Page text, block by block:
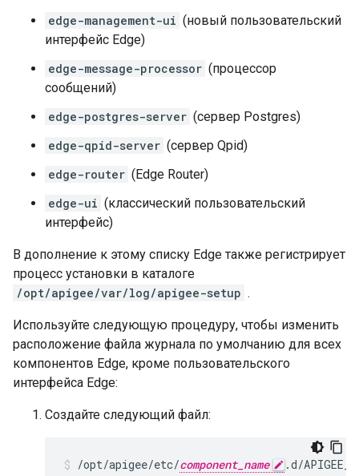
edge-management-ui (новый пользовательский
интерфейс Edge)
edge-message-processor (процессор
сообщений)
edge-postgres-server (сервер Postgres)
edge-qpid-server (сервер Qpid)
edge-router (Edge Router)
edge-ui (классический пользовательский
интерфейс)
В дополнение к этому списку Edge также регистрирует
процесс установки в каталоге
/opt/apigee/var/log/apigee-setup .
Используйте следующую процедуру, чтобы изменить
расположение файла журнала по умолчанию для всех
компонентов Edge, кроме пользовательского
интерфейса Edge:
Создайте следующий файл:
/opt/apigee/etc/component_name .d/